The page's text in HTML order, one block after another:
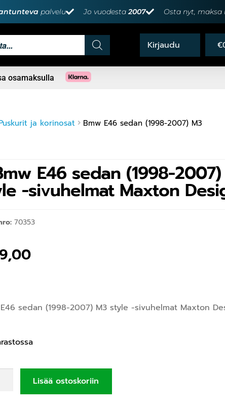
palvelu Jo vuodesta2007 Osta nyt,
€
osamaksulla
ja korinosat
Bmw E46 sedan (1998-2007) M3
E46 sedan (1998-
-sivuhelmat Maxton
70353
sedan (1998-2007) M3 style -sivuhelmat Maxton
Lisää ostoskoriin